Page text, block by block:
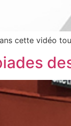
cette vidéo